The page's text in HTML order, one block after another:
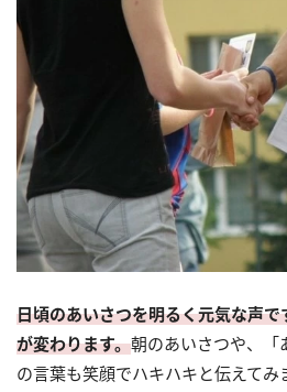
日頃のあいさつを明るく元気な声
が変わります。朝のあいさつや、「
の言葉も笑顔でハキハキと伝えてみ